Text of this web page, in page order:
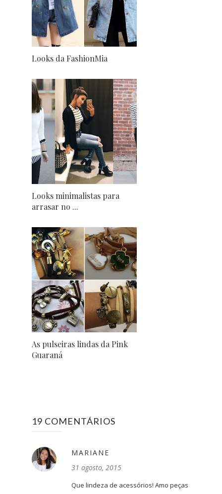
Looks da FashionMia
Looks minimalistas para
arrasar no ...
As pulseiras lindas da Pink
Guaraná
19 COMENTÁRIOS
MARIANE
31 agosto, 2015
Que lindeza de acessórios! Amo peças